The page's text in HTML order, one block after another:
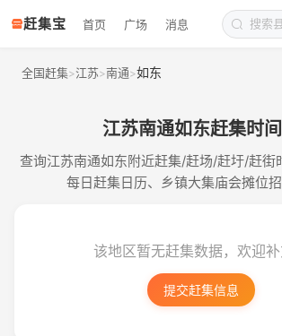
赶集宝 首页 广场 消息
全国赶集>江苏>南通>如东
江苏南通如东赶集时
查询江苏南通如东附近赶集/赶场/赶圩/赶街
每日赶集日历、乡镇大集庙会摊位招
该地区暂无赶集数据，欢迎补
提交赶集信息